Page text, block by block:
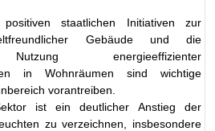
staatlichen Initiativen zur
Gebäude und die
energieeffizienter
in Wohnräumen sind wichtige
vorantreiben.
ist ein deutlicher Anstieg der
zu verzeichnen, insbesondere